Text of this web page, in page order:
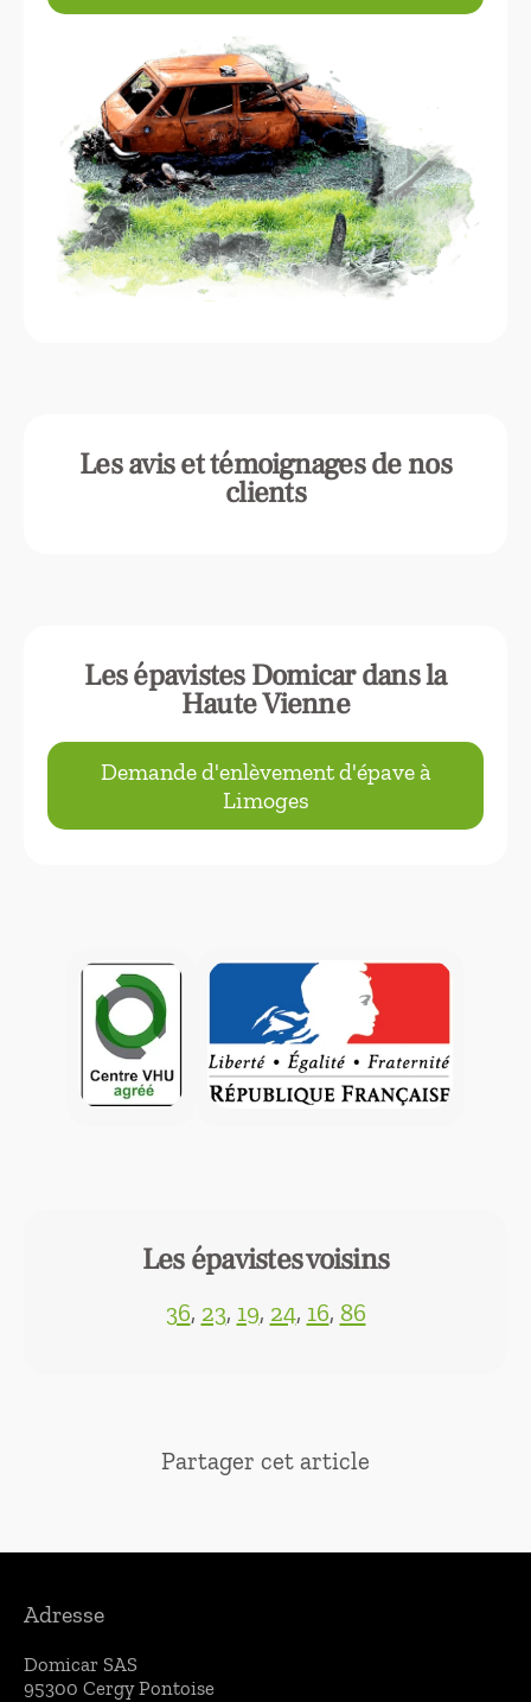
Les avis et témoignages de nos
clients
Les épavistes Domicar dans la
Haute Vienne
Demande d'enlèvement d'épave à
Limoges
Les épavistes voisins
36, 23, 19, 24, 16, 86
Partager cet article
Adresse
Domicar SAS
95300 CergyPontoise